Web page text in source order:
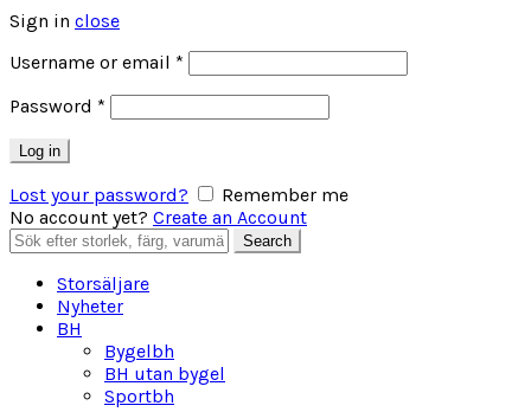
Sign in close
Username or email *
Password *
Log in
Lost your password?
Remember me
No account yet? Create an Account
Search
for:
Search
Storsäljare
Nyheter
BH
Bygelbh
BH utan bygel
Sportbh